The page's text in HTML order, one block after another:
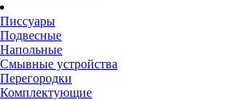
Писсуары
Подвесные
Напольные
Смывные устройства
Перегородки
Комплектующие